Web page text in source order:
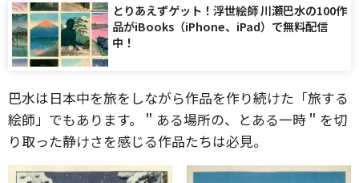
とりあえずゲット！浮世絵師 川瀬巴水の100作
品がiBooks（iPhone、iPad）で無料配信
中！
巴水は日本中を旅をしながら作品を作り続けた「旅する
絵師」でもあります。＂ある場所の、とある一時＂を切
り取った静けさを感じる作品たちは必見。